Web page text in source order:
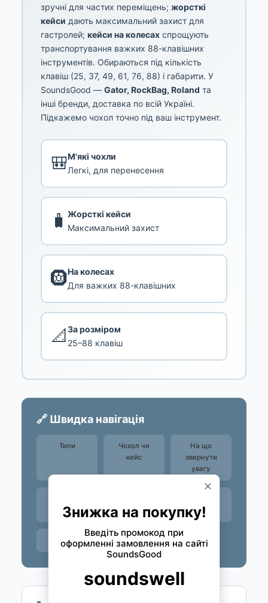
зручні для частих переміщень; жорсткі
кейси дають максимальний захист для
гастролей; кейси на колесах спрощують
транспортування важких 88-клавішних
інструментів. Обираються під кількість
клавіш (25, 37, 49, 61, 76, 88) і габарити. У
SoundsGood — Gator, RockBag, Roland та
інші бренди, доставка по всій Україні.
Підкажемо чохол точно під ваш інструмент.
🎒М'які чохли
Легкі, для перенесення
🧳 Жорсткі кейси
Максимальний захист
🛞На колесах
Для важких 88-клавішних
📐 За розміром
25–88 клавіш
🔗 Швидка навігація
Типи
Чохол чи
кейс
На що
звернути
увагу
позиції
оплата
Контакти